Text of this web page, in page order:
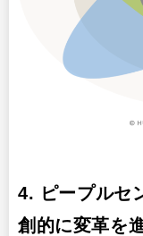
4. ピープルセ
創的に変革を